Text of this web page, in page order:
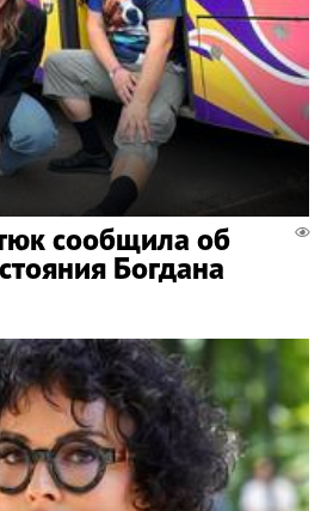
сообщила об
Богдана